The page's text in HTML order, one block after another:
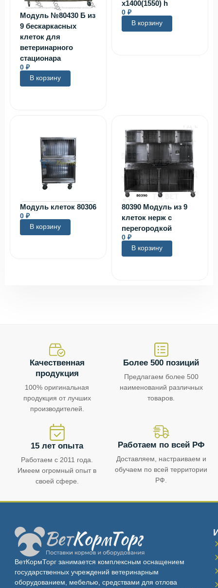
Модуль №80430 Б из
9 бескаркасных
клеток для
ветеринарного
стационара
0 ₽
В корзину
х1400(1550) h
0 ₽
В корзину
Модуль клеток 80306
0 ₽
В корзину
80390 Модуль из 9
клеток нерж с
перегородкой
0 ₽
В корзину
Качественная
продукция
100% оригинальная
продукция от лучших
производителей.
Более 500 позиций
Предлагаем более 500
наименований различных
товаров.
15 лет опыта
Работаем с 2011 года.
Имеем огромный опыт в
своей сфере.
Работаем по всей РФ
Доставляем, настраиваем и
обучаем по всей территории
РФ.
ВетКормТорг занимается комплексным оснащением
государственных учреждений ветеринарным
оборудованием, мебелью, средствами для отлова